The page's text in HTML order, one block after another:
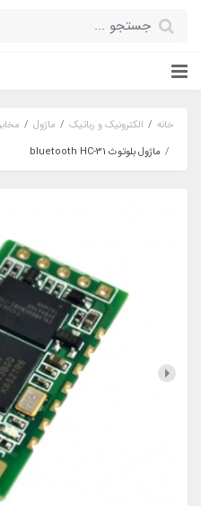
خانه الکترونیک و رباتیک ماژول
ماژول بلوتوث bluetooth HC-31